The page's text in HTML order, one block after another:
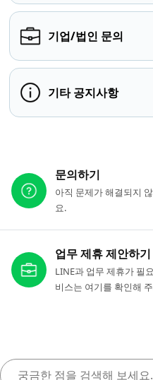
기업/법인 문의
기타 공지사항
문의하기
아직 문제가 해결되지
요.
업무 제휴 제안하기
LINE과 업무 제휴가 필
비스는 여기를 확인해